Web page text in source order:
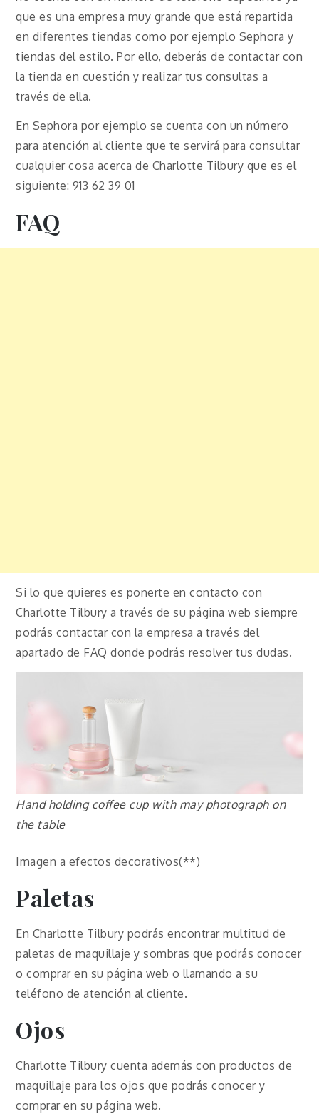
que es una empresa muy grande que está repartida
en diferentes tiendas como por ejemplo Sephora y
tiendas del estilo. Por ello, deberás de contactar con
la tienda en cuestión y realizar tus consultas a
través de ella.
En Sephora por ejemplo se cuenta con un número
para atención al cliente que te servirá para consultar
cualquier cosa acerca de Charlotte Tilbury que es el
siguiente: 913 62 39 01
FAQ
Si lo que quieres es ponerte en contacto con
Charlotte Tilbury a través de su página web siempre
podrás contactar con la empresa a través del
apartado de FAQ donde podrás resolver tus dudas.
Hand holding coffee cup with may photograph on
the table
Imagen a efectos decorativos(**)
Paletas
En Charlotte Tilbury podrás encontrar multitud de
paletas de maquillaje y sombras que podrás conocer
o comprar en su página web o llamando a su
teléfono de atención al cliente.
Ojos
Charlotte Tilbury cuenta además con productos de
maquillaje para los ojos que podrás conocer y
comprar en su página web.